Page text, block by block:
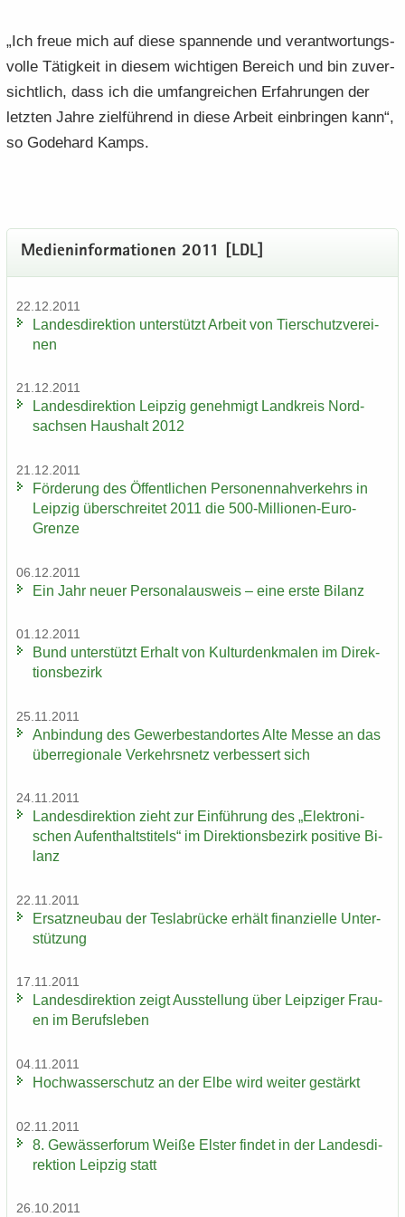
„Ich freue mich auf diese span­nen­de und ver­ant­wor­tungs­
vol­le Tä­tig­keit in die­sem wich­ti­gen Be­reich und bin zu­ver­
sicht­lich, dass ich die um­fang­rei­chen Er­fah­run­gen der
letz­ten Jahre ziel­füh­rend in diese Ar­beit ein­brin­gen kann“,
so Go­de­hard Kamps.
Me­di­en­in­for­ma­tio­nen 2011 [LDL]
22.12.2011
Lan­des­di­rek­ti­on un­ter­stützt Ar­beit von Tier­schutz­ver­ei­
nen
21.12.2011
Lan­des­di­rek­ti­on Leip­zig ge­neh­migt Land­kreis Nord­
sach­sen Haus­halt 2012
21.12.2011
För­de­rung des Öf­fent­li­chen Per­so­nen­nah­ver­kehrs in
Leip­zig über­schrei­tet 2011 die 500-​Millionen-Euro-
Grenze
06.12.2011
Ein Jahr neuer Per­so­nal­aus­weis – eine erste Bi­lanz
01.12.2011
Bund un­ter­stützt Er­halt von Kul­tur­denk­ma­len im Di­rek­
ti­ons­be­zirk
25.11.2011
An­bin­dung des Ge­wer­be­stand­or­tes Alte Messe an das
über­re­gio­na­le Ver­kehrs­netz ver­bes­sert sich
24.11.2011
Lan­des­di­rek­ti­on zieht zur Ein­füh­rung des „Elek­tro­ni­
schen Auf­ent­halts­ti­tels“ im Di­rek­ti­ons­be­zirk po­si­ti­ve Bi­
lanz
22.11.2011
Er­satz­neu­bau der Tes­la­b­rü­cke er­hält fi­nan­zi­el­le Un­ter­
stüt­zung
17.11.2011
Lan­des­di­rek­ti­on zeigt Aus­stel­lung über Leip­zi­ger Frau­
en im Be­rufs­le­ben
04.11.2011
Hoch­was­ser­schutz an der Elbe wird wei­ter ge­stärkt
02.11.2011
8. Ge­wäs­ser­fo­rum Weiße Els­ter fin­det in der Lan­des­di­
rek­ti­on Leip­zig statt
26.10.2011